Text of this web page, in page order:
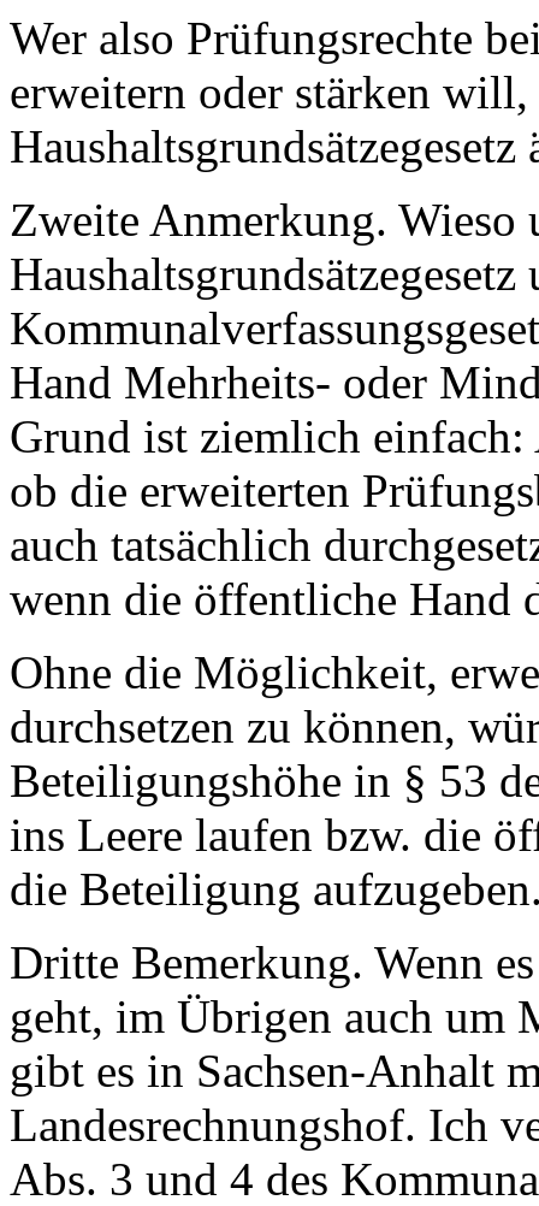
Wer also Prüfungsrechte
erweitern oder stärken will,
Haushaltsgrundsätzegesetz
Zweite Anmerkung. Wieso
Hand Mehrheits- oder
Grund ist ziemlich einfach:
ob die erweiterten
auch tatsächlich
wenn die öffentliche Hand
Ohne die Möglichkeit,
durchsetzen zu können,
Beteiligungshöhe in § 53
ins Leere laufen bzw. die
die Beteiligung
Dritte Bemerkung. Wenn
geht, im Übrigen auch um
gibt es in Sachsen-Anhalt
Landesrechnungshof. Ich
Abs. 3 und 4 des